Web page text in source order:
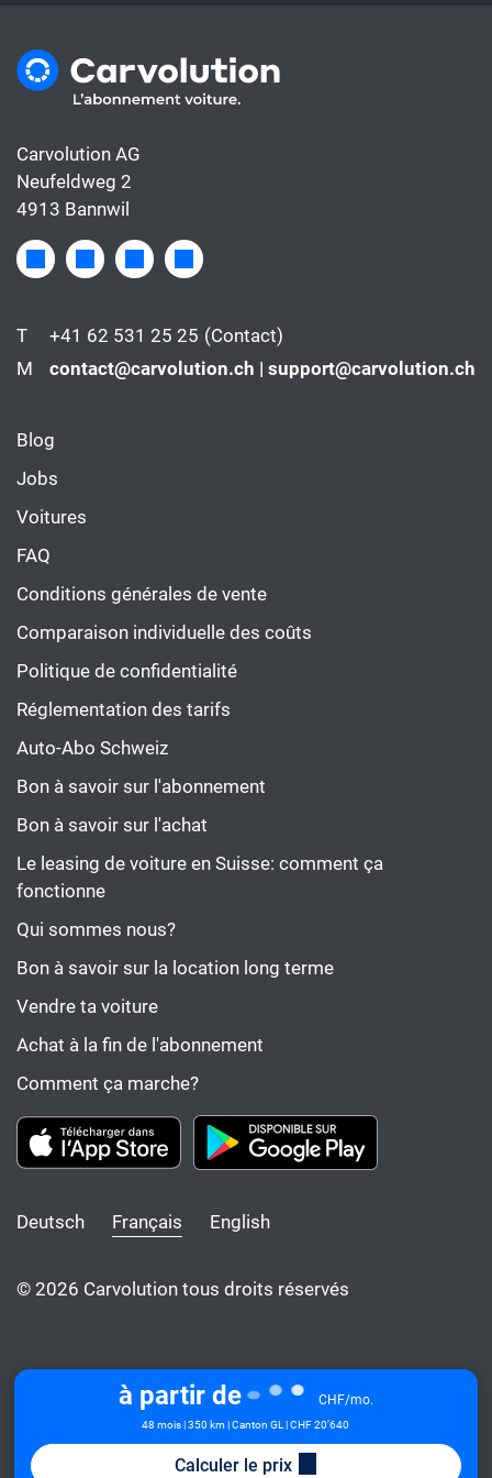
à partir de CHF/mo.
48 mois | 350 km | Canton GL | CHF 20’640
Calculer le prix
Carvolution AG
Neufeldweg 2
4913 Bannwil
T +41 62 531 25 25 (Contact)
M
contact@carvolution.ch | support@carvolution.ch
Blog
Jobs
Voitures
FAQ
Conditions générales de vente
Comparaison individuelle des coûts
Politique de confidentialité
Réglementation des tarifs
Auto-Abo Schweiz
Bon à savoir sur l'abonnement
Bon à savoir sur l'achat
Le leasing de voiture en Suisse: comment ça
fonctionne
Qui sommes nous?
Bon à savoir sur la location long terme
Vendre ta voiture
Achat à la fin de l'abonnement
Comment ça marche?
Deutsch Français English
© 2026 Carvolution tous droits réservés